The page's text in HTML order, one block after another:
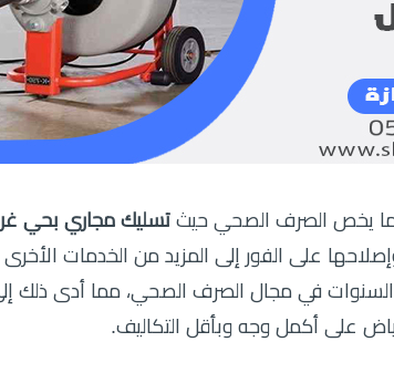
ما يخص الصرف الصحي حيث تسليك مجاري بحي
على الفور إلى المزيد من الخدمات
في مجال الصرف الصحي، مما أدى ذلك إلى
على أكمل وجه وبأقل التكاليف.